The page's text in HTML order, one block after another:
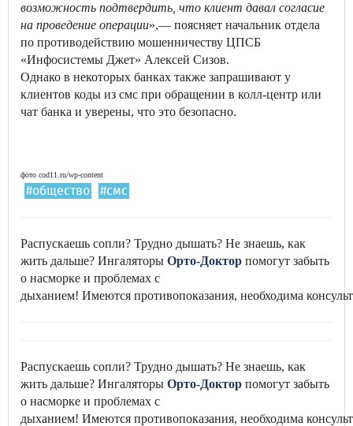
возможность подтвердить, что клиент давал согласие
на проведение операции»,— поясняет начальник отдела
по противодействию мошенничеству ЦПСБ
«Инфосистемы Джет» Алексей Сизов.
Однако в некоторых банках также запрашивают у
клиентов коды из смс при обращении в колл-центр или
чат банка и уверены, что это безопасно.
фото cod11.ru/wp-content
#общество #смс
Распускаешь сопли? Трудно дышать? Не знаешь, как
жить дальше? Ингаляторы Орто-Доктор помогут забыть
о насморке и проблемах с
дыханием! Имеются противопоказания, необходима
Распускаешь сопли? Трудно дышать? Не знаешь, как
жить дальше? Ингаляторы Орто-Доктор помогут забыть
о насморке и проблемах с
дыханием! Имеются противопоказания, необходима